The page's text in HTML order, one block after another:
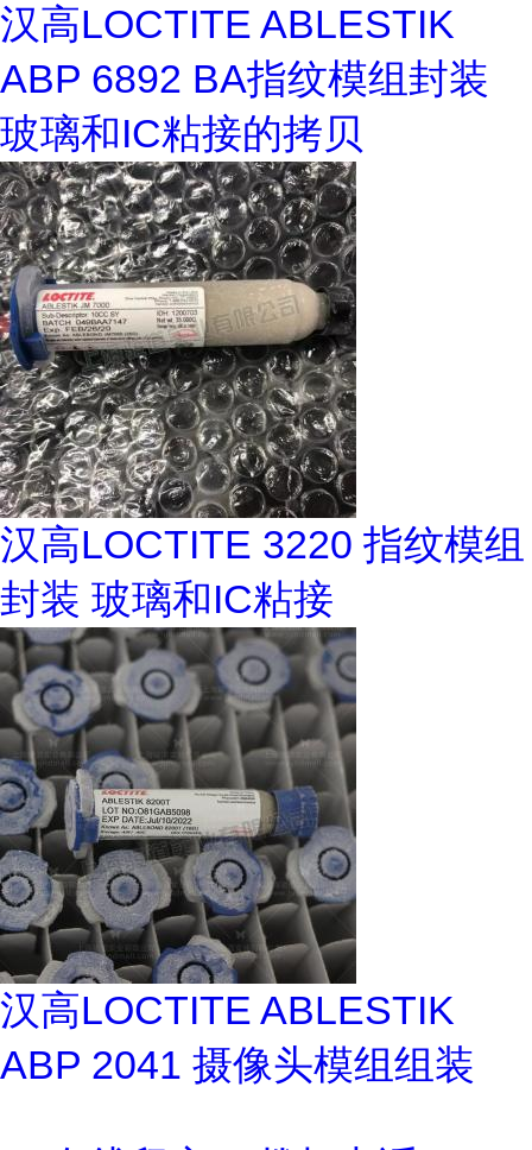
汉高LOCTITE ABLESTIK
ABP 6892 BA指纹模组封装
玻璃和IC粘接的拷贝
汉高LOCTITE 3220 指纹模组
封装 玻璃和IC粘接
汉高LOCTITE ABLESTIK
ABP 2041 摄像头模组组装